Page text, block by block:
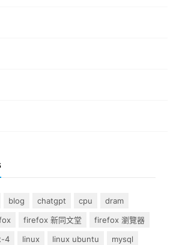
blog chatgpt cpu
dram
firefox 新同文堂
firefox 瀏覽器
4 linux linux ubuntu
mysql